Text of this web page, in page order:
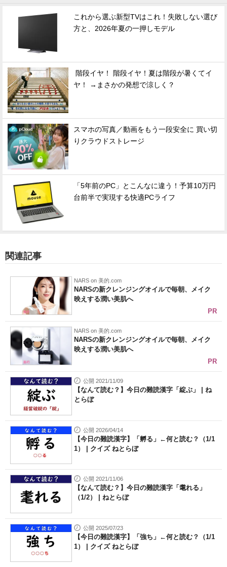
これから選ぶ新型TVはこれ！失敗しない選び
方と、2026年夏の一押しモデル
階段イヤ！ 階段イヤ！夏は階段が暑くてイ
ヤ！ →まさかの発想で涼しく？
スマホの写真／動画をもう一段安全に 買い切
りクラウドストレージ
「5年前のPC」とこんなに違う！予算10万円
台前半で実現する快適PCライフ
関連記事
NARS on 美的.com
NARSの新クレンジングオイルで毎朝、メイク
映えする潤い美肌へ
PR
NARS on 美的.com
NARSの新クレンジングオイルで毎朝、メイク
映えする潤い美肌へ
PR
公開 2021/11/09
【なんて読む？】今日の難読漢字「綻ぶ」 | ね
とらぼ
公開 2026/04/14
【今日の難読漢字】「孵る」←何と読む？（1/1
1） | クイズ ねとらぼ
公開 2021/11/06
【なんて読む？】今日の難読漢字「耄れる」
（1/2） | ねとらぼ
公開 2025/07/23
【今日の難読漢字】「強ち」←何と読む？（1/1
1） | クイズ ねとらぼ